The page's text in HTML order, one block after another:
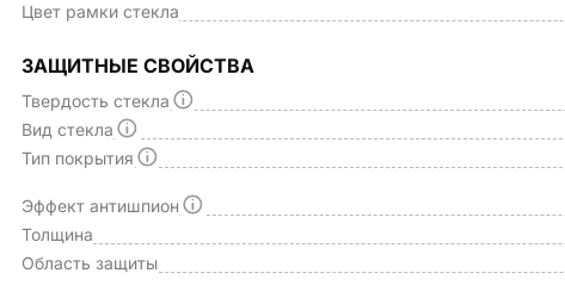
Цвет рамки стекла
ЗАЩИТНЫЕ СВОЙСТВА
Твердость стекла
Вид стекла
Тип покрытия
Эффект антишпион
Толщина
Область защиты